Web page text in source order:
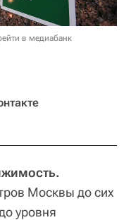
в медиабанк
Москвы до сих
уровня